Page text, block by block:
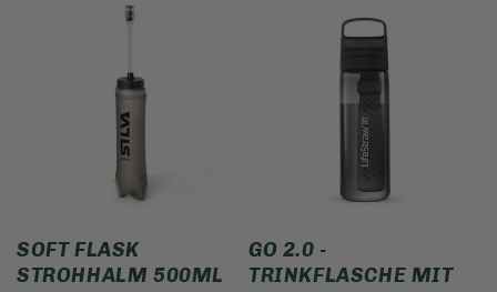
SOFT FLASK
STROHHALM 500ML
GO 2.0 -
TRINKFLASCHE MIT